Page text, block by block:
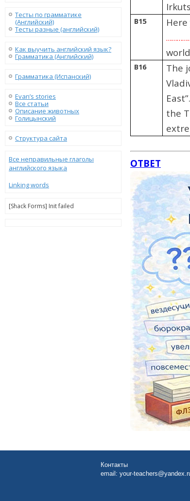
Тесты по грамматике
(Английский)
Тесты разные (английский)
Как выучить английский язык?
Грамматика (Английский)
Грамматика (Испанский)
Evan’s stories
Все статьи
Описание животных
Голицынский
Структура сайта
Все неправильные глаголы
английского языка
Linking words
[Shack Forms] Init failed
B15
B16
The
the
ОТВЕТ
Контакты
email: your-